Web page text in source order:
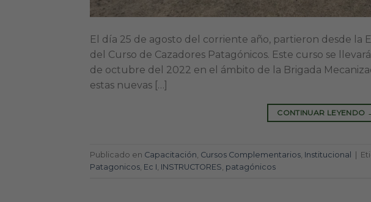
El día 25 de agosto del corriente año, partieron desde
del Curso de Cazadores Patagónicos. Este curso se
de octubre del 2022 en el ámbito de la Brigada
estas nuevas […]
CONTINUAR LEYENDO
Publicado en Capacitación Cursos Complementarios Institucional
Patagonicos Ec I INSTRUCTORES patagónicos